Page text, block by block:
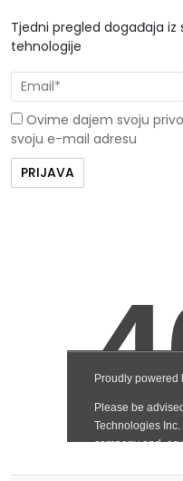
Tjedni pregled događaja
tehnologije
Ovime dajem svoju
svoju e-mail adresu